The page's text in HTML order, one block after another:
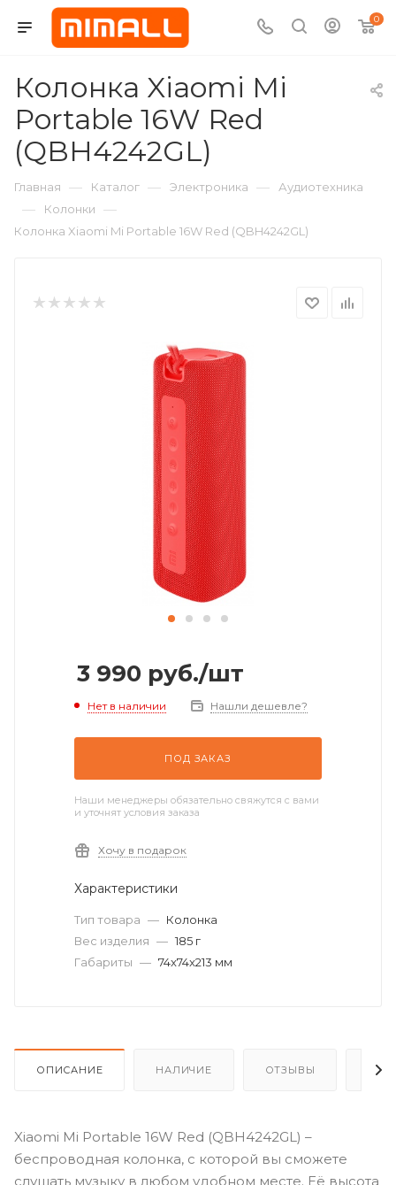
0
Колонка Xiaomi Mi
Portable 16W Red
(QBH4242GL)
Главная — Каталог — Электроника — Аудиотехника
— Колонки —
Колонка Xiaomi Mi Portable 16W Red (QBH4242GL)
3 990 руб./шт
Нет в наличии Нашли дешевле?
ПОД ЗАКАЗ
Наши менеджеры обязательно свяжутся с вами
и уточнят условия заказа
Хочу в подарок
Характеристики
Тип товара — Колонка
Вес изделия — 185 г
Габариты — 74x74x213 мм
ОПИСАНИЕ НАЛИЧИЕ ОТЗЫВЫ
Xiaomi Mi Portable 16W Red (QBH4242GL) –
беспроводная колонка, с которой вы сможете
слушать музыку в любом удобном месте. Её высота